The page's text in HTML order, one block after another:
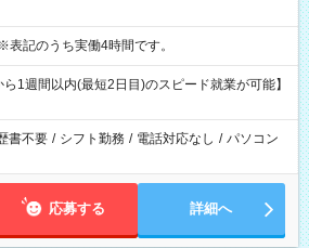
～14:00 ※表記のうち実働4時間です。
1週間以内(最短2日目)のスピード就業が可能】
書不要 / シフト勤務 / 電話対応なし / パソコン
応募する 詳細へ